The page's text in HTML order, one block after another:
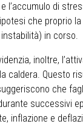
l’accumulo di
che proprio
in corso.
inoltre,
caldera. Questo
che
successivi
inflazione e